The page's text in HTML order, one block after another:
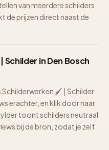
van meerdere schilders
de prijzen direct naast de
in Den Bosch
🖌 | Schilder
erachter, en klik door naar
toont schilders neutraal
bij de bron, zodat je zelf